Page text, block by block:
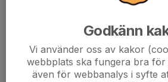
Ta med båda matchtröjor och
Godkänn
Vi använder oss av kakor
webbplats ska fungera bra för
även för webbanalys i syfte